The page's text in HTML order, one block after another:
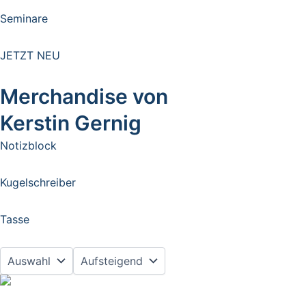
Seminare
JETZT NEU
Merchandise von
Kerstin Gernig
Notizblock
Kugelschreiber
Tasse